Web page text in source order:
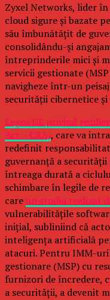
Zyxel Networks, lider
cloud sigure și bazate
său îmbunătățit de
consolidându-și
întreprinderile mici și
servicii gestionate
navigheze într-un
securității cibernetice
Legea UE privind
Act – CRA), care va
redefinit
guvernanță a
întreaga durată a
schimbare în legile de
careun studiu realizat
vulnerabilitățile
inițial, subliniind că
inteligența artificială
atacuri. Pentru IMM-
gestionare (MSP) cu
furnizori de încredere,
a securității, a devenit